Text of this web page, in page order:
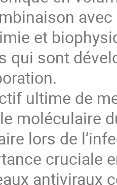
et
qui sont
ultime de
moléculaire
lors de
cruciale
antiviraux